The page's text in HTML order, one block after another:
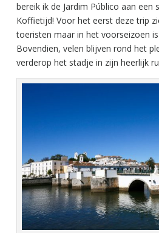
bereik ik de Jardim Público aan een
Koffietijd! Voor het eerst deze trip
toeristen maar in het voorseizoen
Bovendien, velen blijven rond het
verderop het stadje in zijn heerlijk